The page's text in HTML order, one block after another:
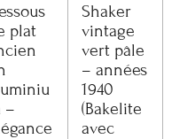
plat
–
Shaker
vintage
vert pâle
– années
1940
(Bakelite
avec